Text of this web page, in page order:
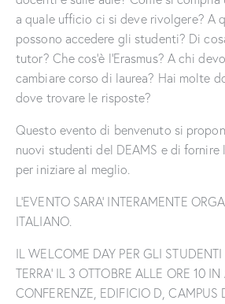
a quale ufficio ci si deve rivolgere? A
possono accedere gli studenti? Di
tutor? Che cos’è l’Erasmus? A chi
cambiare corso di laurea? Hai molte
dove trovare le risposte?
Questo evento di benvenuto si
nuovi studenti del DEAMS e di
per iniziare al meglio.
L’EVENTO SARA’ INTERAMENTE
ITALIANO.
IL WELCOME DAY PER GLI
TERRA’ IL 3 OTTOBRE ALLE ORE 10
CONFERENZE, EDIFICIO D, CAMPUS